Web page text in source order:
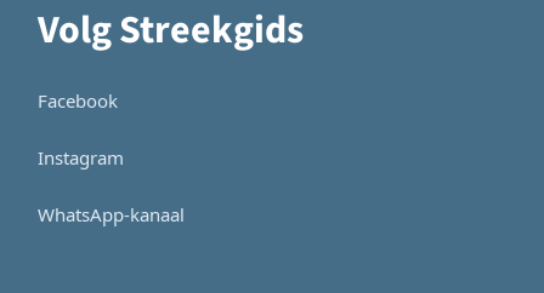
Volg Streekgids
Facebook
Instagram
WhatsApp-kanaal